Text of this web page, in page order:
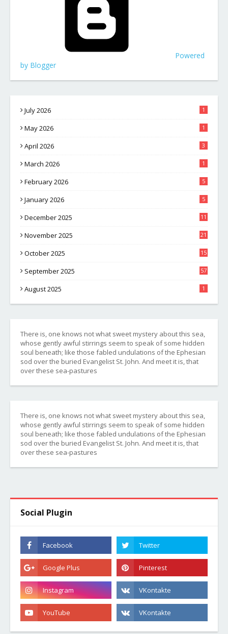
Powered
by Blogger
July 2026 1
May 2026 1
April 2026 3
March 2026 1
February 2026 5
January 2026 5
December 2025 11
November 2025 21
October 2025 15
September 2025 57
August 2025 1
There is, one knows not what sweet mystery about this sea,
whose gently awful stirrings seem to speak of some hidden
soul beneath; like those fabled undulations of the Ephesian
sod over the buried Evangelist St. John. And meet it is, that
over these sea-pastures
There is, one knows not what sweet mystery about this sea,
whose gently awful stirrings seem to speak of some hidden
soul beneath; like those fabled undulations of the Ephesian
sod over the buried Evangelist St. John. And meet it is, that
over these sea-pastures
Social Plugin